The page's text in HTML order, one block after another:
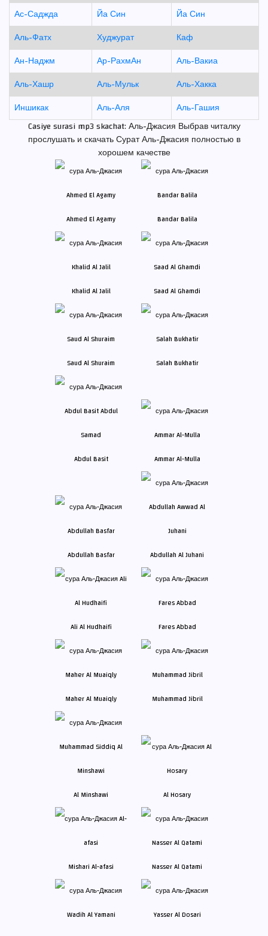
Ас-Саджда
Йа Син
Йа Син
Аль-Фатх
Худжурат
Каф
Ан-Наджм
Ар-РахмАн
Аль-Вакиа
Аль-Хашр
Аль-Мульк
Аль-Хакка
Иншикак
Аль-Аля
Аль-Гашия
Casiye surasi mp3 skachat: Аль-Джасия Выбрав читалку
прослушать и скачать Сурат Аль-Джасия полностью в
хорошем качестве
Ahmed El Agamy Bandar Balila
Khalid Al Jalil Saad Al Ghamdi
Saud Al Shuraim Salah Bukhatir
Abdul Basit Ammar Al-Mulla
Abdullah Basfar Abdullah Al Juhani
Ali Al Hudhaifi Fares Abbad
Maher Al Muaiqly Muhammad Jibril
Al Minshawi Al Hosary
Mishari Al-afasi Nasser Al Qatami